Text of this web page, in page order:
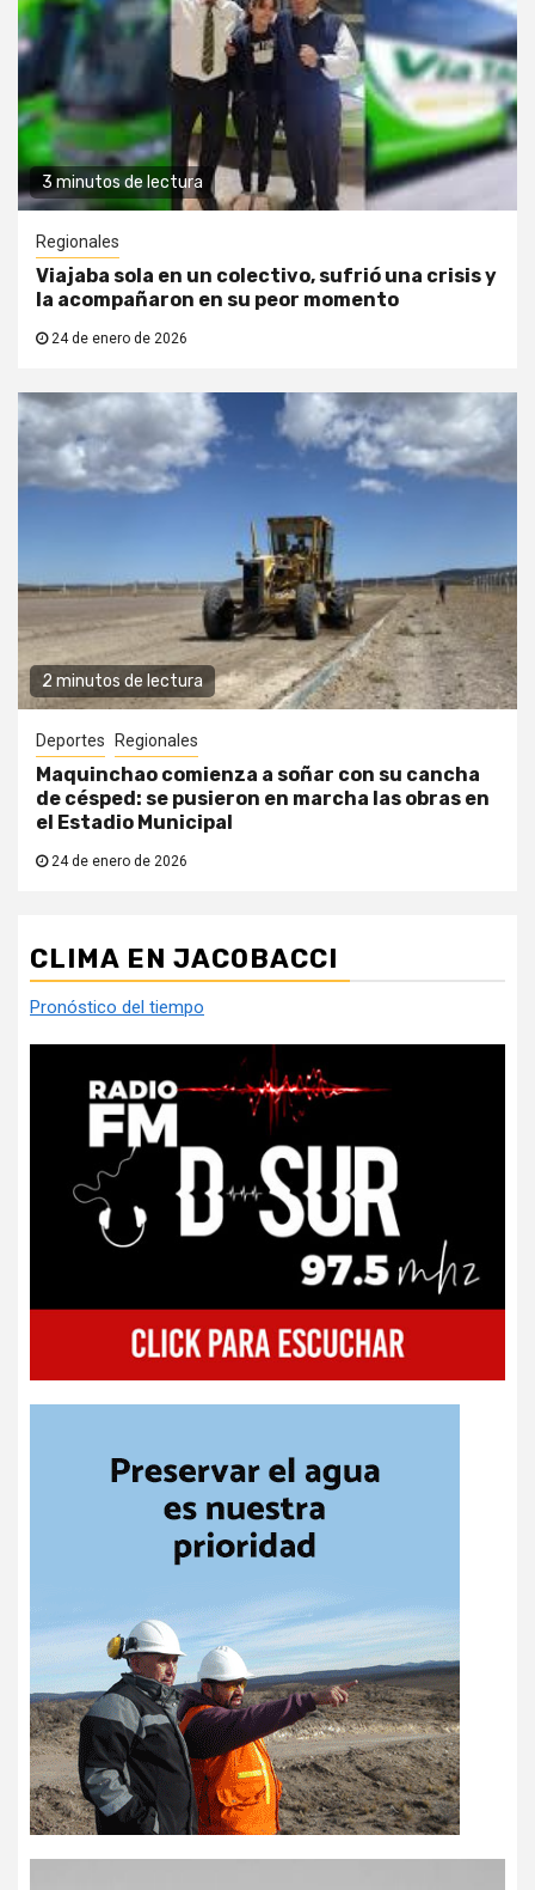
3 minutos de lectura
Regionales
Viajaba sola en un colectivo, sufrió una crisis y
la acompañaron en su peor momento
24 de enero de 2026
2 minutos de lectura
Deportes Regionales
Maquinchao comienza a soñar con su cancha
de césped: se pusieron en marcha las obras en
el Estadio Municipal
24 de enero de 2026
CLIMA EN JACOBACCI
Pronóstico del tiempo